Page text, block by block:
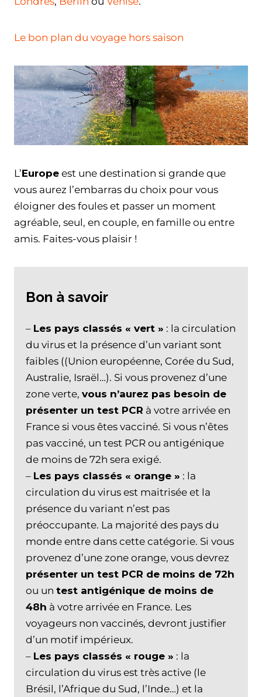
Le bon plan du voyage hors saison
L’Europe est une destination si grande que
vous aurez l’embarras du choix pour vous
éloigner des foules et passer un moment
agréable, seul, en couple, en famille ou entre
amis. Faites-vous plaisir !
Bon à savoir
– Les pays classés « vert » : la circulation
du virus et la présence d’un variant sont
faibles ((Union européenne, Corée du Sud,
Australie, Israël…). Si vous provenez d’une
zone verte, vous n’aurez pas besoin de
présenter un test PCR à votre arrivée en
France si vous êtes vacciné. Si vous n’êtes
pas vacciné, un test PCR ou antigénique
de moins de 72h sera exigé.
– Les pays classés « orange » : la
circulation du virus est maitrisée et la
présence du variant n’est pas
préoccupante. La majorité des pays du
monde entre dans cette catégorie. Si vous
provenez d’une zone orange, vous devrez
présenter un test PCR de moins de 72h
ou un test antigénique de moins de
48h à votre arrivée en France. Les
voyageurs non vaccinés, devront justifier
d’un motif impérieux.
– Les pays classés « rouge » : la
circulation du virus est très active (le
Brésil, l’Afrique du Sud, l’Inde…) et la